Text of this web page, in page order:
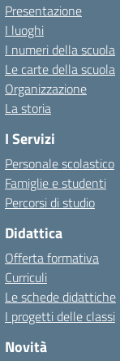
Presentazione
I luoghi
I numeri della scuola
Le carte della scuola
Organizzazione
La storia
I Servizi
Personale scolastico
Famiglie e studenti
Percorsi di studio
Didattica
Offerta formativa
Curriculi
Le schede didattiche
I progetti delle classi
Novità